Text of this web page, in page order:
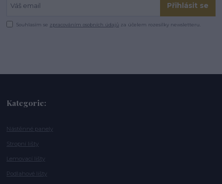
Přihlásit se
Souhlasím se zpracováním osobních údajů za účelem rozesílky newsletteru.
Kategorie:
Nástěnné panely
Stropní lišty
Lemovací lišty
Podlahové lišty